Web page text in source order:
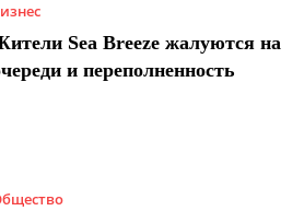
Sea Breeze жалуются на
и переполненность